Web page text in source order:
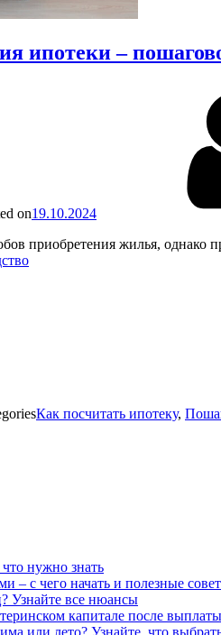
ипотеки –
on19.10.2024
приобретения жилья,
Как посчитать ипотеку,
нужно знать
– с чего начать и полезные
Узнайте все нюансы
капитале после